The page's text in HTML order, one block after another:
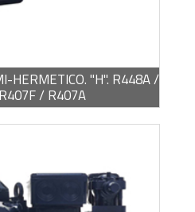
HERMETICO. "H". R448A /
/ R407A